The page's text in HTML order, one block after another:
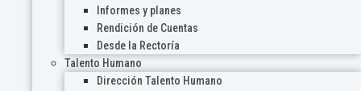
Informes y planes
Rendición de Cuentas
Desde la Rectoría
Talento Humano
Dirección Talento Humano